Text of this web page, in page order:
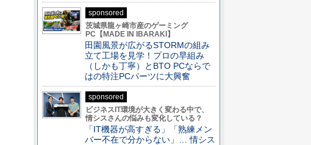
sponsored
茨城県龍ヶ崎市産のゲーミング
PC【MADE IN IBARAKI】
田園風景が広がるSTORMの組み
立て工場を見学！プロの早組み
（しかも丁寧）とBTO PCならで
はの特注PCパーツに大興奮
sponsored
ビジネスIT環境が大きく変わる中で、
情シスさんの悩みも変化している？
「IT機器が高すぎる」「熟練メン
バー不在で分からない」… 情シス